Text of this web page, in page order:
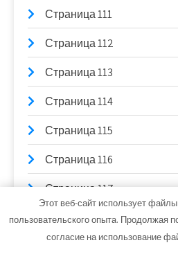
Страница 111
Страница 112
Страница 113
Страница 114
Страница 115
Страница 116
Страница 117
Страница 118
Этот веб-сайт использует
пользовательского опыта. Продолжая
согласие на использование